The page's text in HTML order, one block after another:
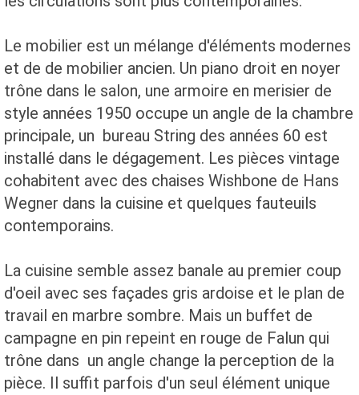
Le mobilier est un mélange d'éléments modernes
et de de mobilier ancien. Un piano droit en noyer
trône dans le salon, une armoire en merisier de
style années 1950 occupe un angle de la chambre
principale, un bureau String des années 60 est
installé dans le dégagement. Les pièces vintage
cohabitent avec des chaises Wishbone de Hans
Wegner dans la cuisine et quelques fauteuils
contemporains.
La cuisine semble assez banale au premier coup
d'oeil avec ses façades gris ardoise et le plan de
travail en marbre sombre. Mais un buffet de
campagne en pin repeint en rouge de Falun qui
trône dans un angle change la perception de la
pièce. Il suffit parfois d'un seul élément unique